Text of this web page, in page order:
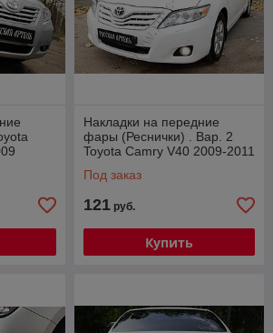
Накладки на передние
фары (Реснички) . Вар. 2
Toyota Camry V40 2009-2011
Под заказ
121 руб.
Купить